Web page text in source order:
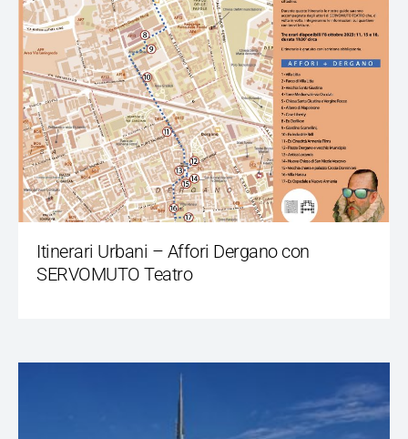
Itinerari Urbani – Affori Dergano con
SERVOMUTO Teatro